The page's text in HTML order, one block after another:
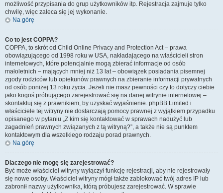
możliwość przypisania do grup użytkowników itp. Rejestracja zajmuje tylko
chwilę, więc zaleca się jej wykonanie.
Na górę
Co to jest COPPA?
COPPA, to skrót od Child Online Privacy and Protection Act – prawa
obowiązującego od 1998 roku w USA, nakładającego na właścicieli stron
internetowych, które potencjalnie mogą zbierać informacje od osób
małoletnich – mających mniej niż 13 lat – obowiązek posiadania pisemnej
zgody rodziców lub opiekunów prawnych na zbieranie informacji prywatnych
od osób poniżej 13 roku życia. Jeżeli nie masz pewności czy to dotyczy ciebie
jako kogoś próbującego zarejestrować się na danej witrynie internetowej –
skontaktuj się z prawnikiem, by uzyskać wyjaśnienie. phpBB Limited i
właściciele tej witryny nie dostarczają pomocy prawnej z wyjątkiem przypadku
opisanego w pytaniu „Z kim się kontaktować w sprawach nadużyć lub
zagadnień prawnych związanych z tą witryną?”, a także nie są punktem
kontaktowym dla wszelkiego rodzaju porad prawnych.
Na górę
Dlaczego nie mogę się zarejestrować?
Być może właściciel witryny wyłączył funkcję rejestracji, aby nie rejestrowały
się nowe osoby. Właściciel witryny mógł także zablokować twój adres IP lub
zabronił nazwy użytkownika, którą próbujesz zarejestrować. W sprawie